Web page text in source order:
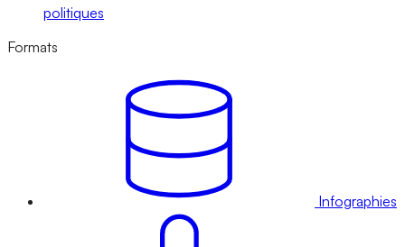
politiques
Formats
Infographies